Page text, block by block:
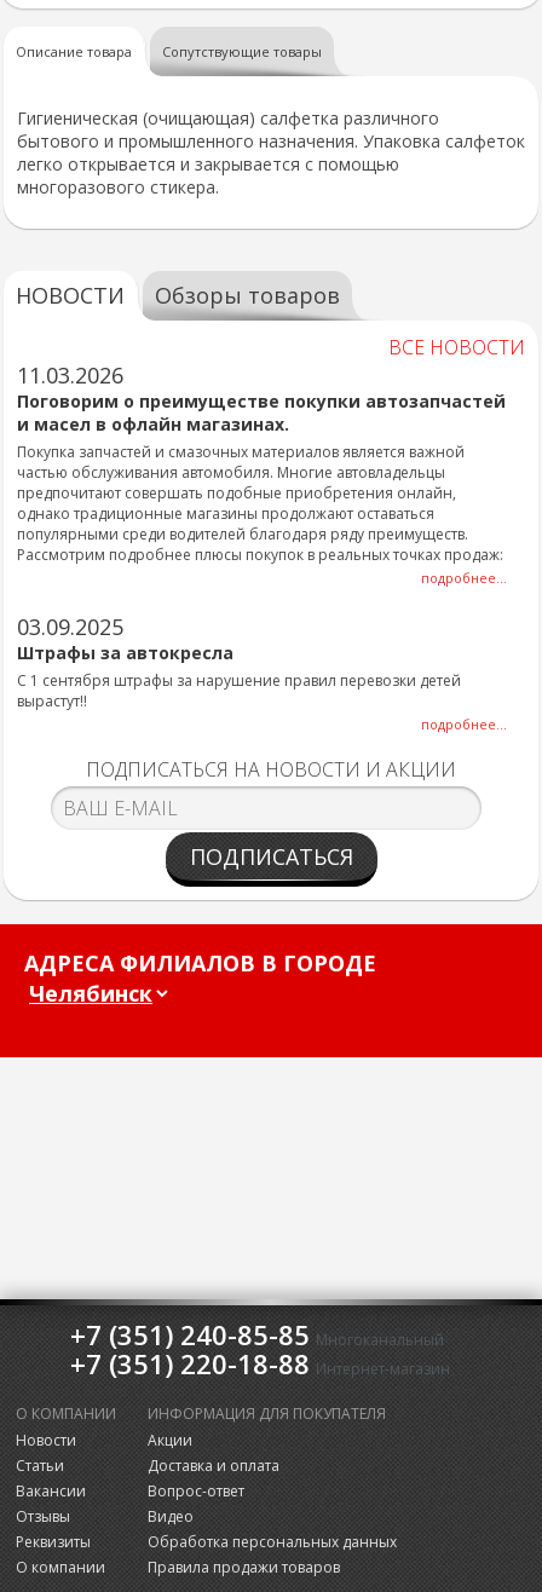
Описание товара Сопутствующие товары
Гигиеническая (очищающая) салфетка различного
бытового и промышленного назначения. Упаковка салфеток
легко открывается и закрывается с помощью
многоразового стикера.
НОВОСТИ Обзоры товаров
ВСЕ НОВОСТИ
11.03.2026
Поговорим о преимуществе покупки автозапчастей
и масел в офлайн магазинах.
Покупка запчастей и смазочных материалов является важной
частью обслуживания автомобиля. Многие автовладельцы
предпочитают совершать подобные приобретения онлайн,
однако традиционные магазины продолжают оставаться
популярными среди водителей благодаря ряду преимуществ.
Рассмотрим подробнее плюсы покупок в реальных точках продаж:
подробнее...
03.09.2025
Штрафы за автокресла
С 1 сентября штрафы за нарушение правил перевозки детей
вырастут!!
подробнее...
ПОДПИСАТЬСЯ НА НОВОСТИ И АКЦИИ
ПОДПИСАТЬСЯ
АДРЕСА ФИЛИАЛОВ В ГОРОДЕ
+7 (351) 240-85-85 Многоканальный
+7 (351) 220-18-88 Интернет-магазин
О КОМПАНИИ
Новости
Статьи
Вакансии
Отзывы
Реквизиты
О компании
ИНФОРМАЦИЯ ДЛЯ ПОКУПАТЕЛЯ
Акции
Доставка и оплата
Вопрос-ответ
Видео
Обработка персональных данных
Правила продажи товаров